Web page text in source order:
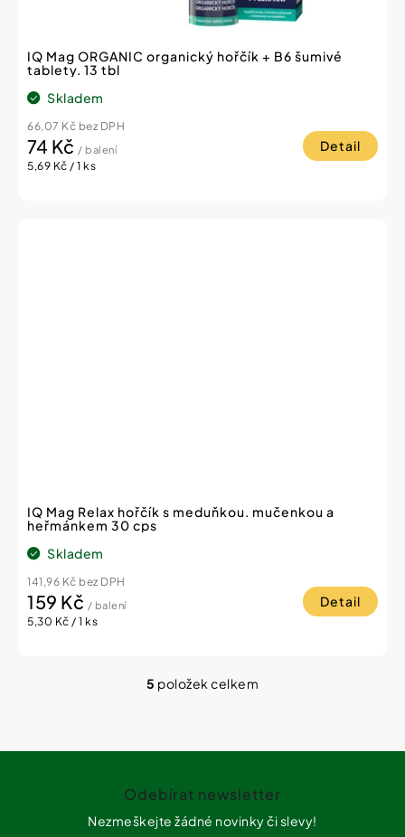
IQ Mag ORGANIC organický hořčík + B6 šumivé
tablety. 13 tbl
Skladem
66,07 Kč bez DPH
74 Kč / balení
Měrná
5,69 Kč / 1 ks
Detail
IQ Mag Relax hořčík s meduňkou. mučenkou a
heřmánkem 30 cps
Skladem
141,96 Kč bez DPH
159 Kč / balení
Měrná
5,30 Kč / 1 ks
Detail
O
c
p
5 položek celkem
Odebírat newsletter
Nezmeškejte žádné novinky či slevy!